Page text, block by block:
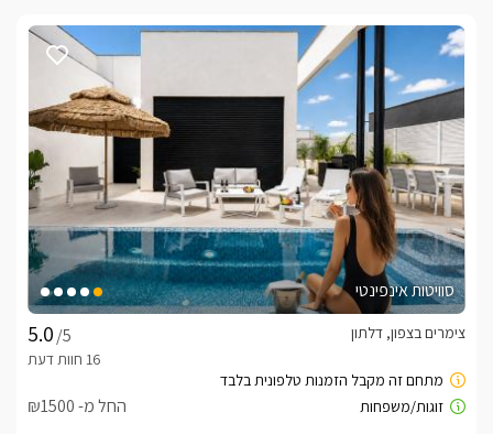
סוויטות אינפינטי
/5
צימרים בצפון, דלתון
החל מ- ₪1500